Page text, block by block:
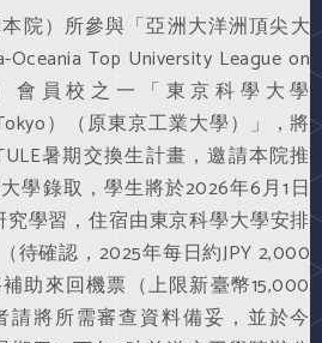
）所參與「亞洲大洋洲頂尖大
Top University League on
）會員校之一「東京科學大學
）（原東京工業大學）」，將
暑期交換生計畫，邀請本院推
學錄取，學生將於2026年6月1日
學習，住宿由東京科學大學安排
待確認，2025年每日約JPY 2,000
助來回機票（上限新臺幣15,000
請將所需審查資料備妥，並於今